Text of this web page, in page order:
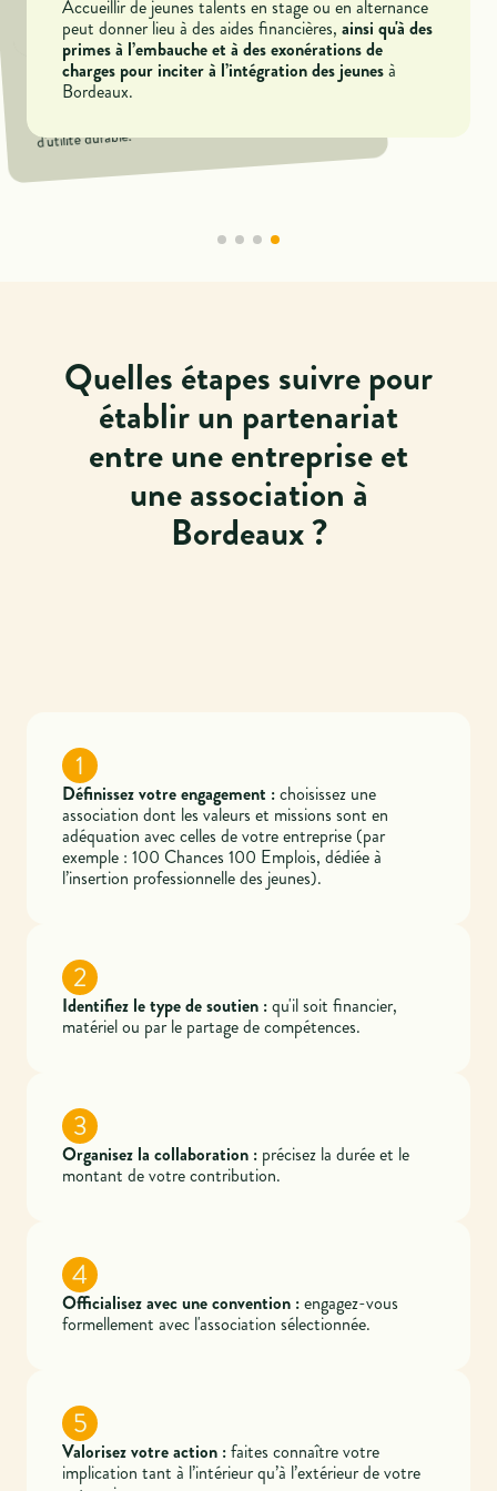
engagement.
Participer à des projets associatifs contribue aussi à
attirer de nouveaux talents en quête de sens dans
leur carrière.
Si votre entreprise accueille des stagiaires,cela se
traduit également par la satisfaction de contribuer à
d'utilité durable.
dons, sous certaines conditions réglementaires.
Accueillir de jeunes talents en stage ou en alternance
peut donner lieu à des aides financières,ainsi qu'à des
primes à l’embauche et à des exonérations de
charges pour inciter à l’intégration des jeunesà
Bordeaux.
Quelles étapes suivre pour
établir un partenariat
entre une entreprise et
une association à
Bordeaux ?
1
Définissez votre engagement :choisissez une
association dont les valeurs et missions sont en
adéquation avec celles de votre entreprise (par
exemple : 100 Chances 100 Emplois, dédiée à
l’insertion professionnelle des jeunes).
2
Identifiez le type de soutien :qu'il soit financier,
matériel ou par le partage de compétences.
3
Organisez la collaboration : précisez la durée et le
montant de votre contribution.
4
Officialisez avec une convention :engagez-vous
formellement avec l'association sélectionnée.
5
Valorisez votre action :faites connaître votre
implication tant à l’intérieur qu’à l’extérieur de votre